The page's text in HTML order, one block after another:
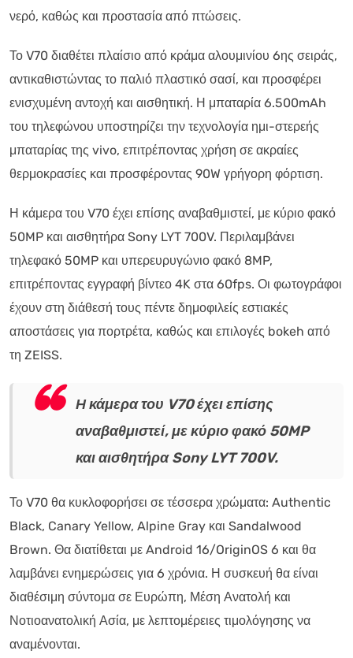
νερό, καθώς και προστασία από πτώσεις.
Το V70 διαθέτει πλαίσιο από κράμα αλουμινίου 6ης σειράς,
αντικαθιστώντας το παλιό πλαστικό σασί, και προσφέρει
ενισχυμένη αντοχή και αισθητική. Η μπαταρία 6.500mAh
του τηλεφώνου υποστηρίζει την τεχνολογία ημι-στερεής
μπαταρίας της vivo, επιτρέποντας χρήση σε ακραίες
θερμοκρασίες και προσφέροντας 90W γρήγορη φόρτιση.
Η κάμερα του V70 έχει επίσης αναβαθμιστεί, με κύριο φακό
50MP και αισθητήρα Sony LYT 700V. Περιλαμβάνει
τηλεφακό 50MP και υπερευρυγώνιο φακό 8MP,
επιτρέποντας εγγραφή βίντεο 4K στα 60fps. Οι φωτογράφοι
έχουν στη διάθεσή τους πέντε δημοφιλείς εστιακές
αποστάσεις για πορτρέτα, καθώς και επιλογές bokeh από
τη ZEISS.
Η κάμερα του V70 έχει επίσης
αναβαθμιστεί, με κύριο φακό 50MP
και αισθητήρα Sony LYT 700V.
Το V70 θα κυκλοφορήσει σε τέσσερα χρώματα: Authentic
Black, Canary Yellow, Alpine Gray και Sandalwood
Brown. Θα διατίθεται με Android 16/OriginOS 6 και θα
λαμβάνει ενημερώσεις για 6 χρόνια. Η συσκευή θα είναι
διαθέσιμη σύντομα σε Ευρώπη, Μέση Ανατολή και
Νοτιοανατολική Ασία, με λεπτομέρειες τιμολόγησης να
αναμένονται.